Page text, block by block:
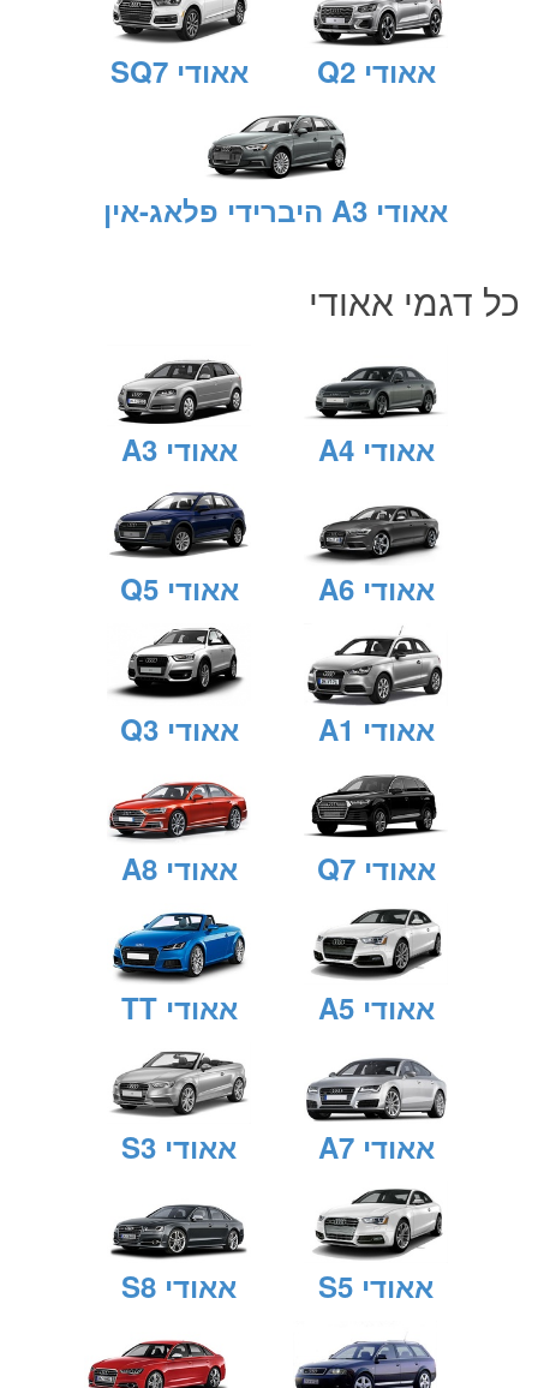
אאודי Q2 אאודי SQ7
אאודי A3 היברידי פלאג-אין
כל דגמיאאודי
אאודי A4 אאודי A3
אאודי A6 אאודי Q5
אאודי A1 אאודי Q3
אאודי Q7 אאודי A8
אאודי A5 אאודי TT
אאודי A7 אאודי S3
אאודי S5 אאודי S8